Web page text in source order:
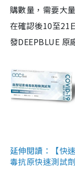
購數量，需要大
在確認後10至21
發DEEPBLUE 原
延伸閱讀：【快
毒抗原快速測試